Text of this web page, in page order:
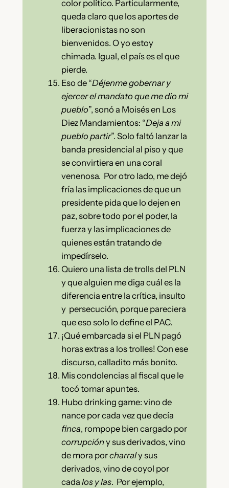
color político. Particularmente,
queda claro que los aportes de
liberacionistas no son
bienvenidos. O yo estoy
chimada. Igual, el país es el que
pierde.
Eso de “Déjenme gobernar y
ejercer el mandato que me dio mi
pueblo”, sonó a Moisés en Los
Diez Mandamientos: “Deja a mi
pueblo partir”. Solo faltó lanzar la
banda presidencial al piso y que
se convirtiera en una coral
venenosa. Por otro lado, me dejó
fría las implicaciones de que un
presidente pida que lo dejen en
paz, sobre todo por el poder, la
fuerza y las implicaciones de
quienes están tratando de
impedírselo.
Quiero una lista de trolls del PLN
y que alguien me diga cuál es la
diferencia entre la crítica, insulto
y persecución, porque pareciera
que eso solo lo define el PAC.
¡Qué embarcada si el PLN pagó
horas extras a los trolles! Con ese
discurso, calladito más bonito.
Mis condolencias al fiscal que le
tocó tomar apuntes.
Hubo drinking game: vino de
nance por cada vez que decía
finca, rompope bien cargado por
corrupcióny sus derivados, vino
de mora porcharraly sus
derivados, vino de coyol por
cada los y las. Por ejemplo,